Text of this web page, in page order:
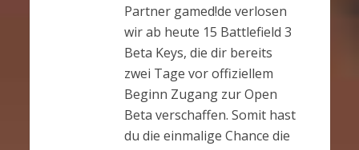
Partner gamed!de verlosen
wir ab heute 15 Battlefield 3
Beta Keys, die dir bereits
zwei Tage vor offiziellem
Beginn Zugang zur Open
Beta verschaffen. Somit hast
du die einmalige Chance die